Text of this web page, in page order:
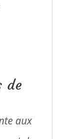
de
aux